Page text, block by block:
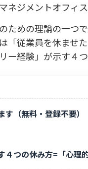
ネジメントオフィ
ための理論の一つ
「従業員を休ませ
ー経験」が示す４
（無料・登録不要）
つの休み方=「心理的